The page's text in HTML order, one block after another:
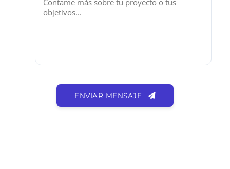
ENVIAR MENSAJE